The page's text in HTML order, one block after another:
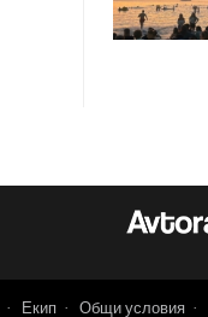
Екип Общи условия